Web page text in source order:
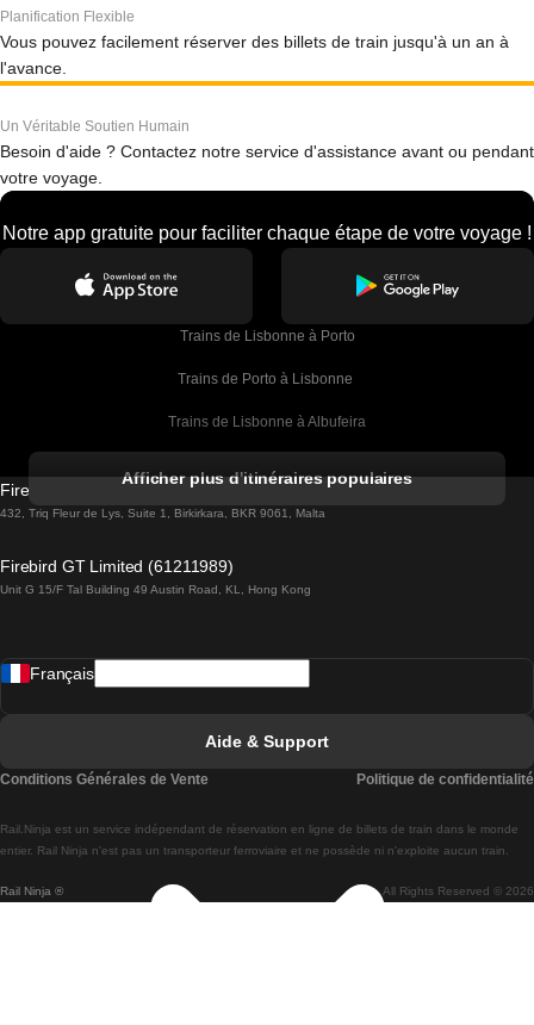
Planification Flexible
Vous pouvez facilement réserver des billets de train jusqu'à un an à
l'avance.
Un Véritable Soutien Humain
Besoin d'aide ? Contactez notre service d'assistance avant ou pendant
votre voyage.
Notre app gratuite pour faciliter chaque étape de votre voyage !
Trains de Lisbonne à Porto
Trains de Porto à Lisbonne
Trains de Lisbonne à Albufeira
Trains de Lisbonne à Lagos
Trains de Lisbonne à Madrid
Trains de Lisbonne à Braga
Trains de Braga à Lisbonne
Afficher plus d'itinéraires populaires
Firebird GT Limited (OC 1451)
432, Triq Fleur de Lys, Suite 1, Birkirkara, BKR 9061, Malta
Firebird GT Limited (61211989)
Unit G 15/F Tal Building 49 Austin Road, KL, Hong Kong
Rail Ninja ® All Rights Reserved © 2026
Rail.Ninja est un service indépendant de réservation en ligne de billets de train dans le monde
entier. Rail Ninja n'est pas un transporteur ferroviaire et ne possède ni n'exploite aucun train.
Français
Aide & Support
Conditions Générales de Vente Politique de confidentialité